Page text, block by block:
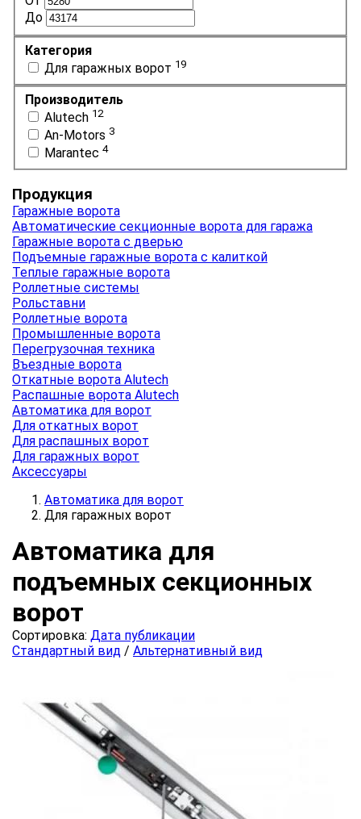
До
Категория
Для гаражных ворот 19
Производитель
Alutech 12
An-Motors 3
Marantec 4
Продукция
Гаражные ворота
Автоматические секционные ворота для гаража
Гаражные ворота с дверью
Подъемные гаражные ворота с калиткой
Теплые гаражные ворота
Роллетные системы
Рольставни
Роллетные ворота
Промышленные ворота
Перегрузочная техника
Въездные ворота
Откатные ворота Alutech
Распашные ворота Alutech
Автоматика для ворот
Для откатных ворот
Для распашных ворот
Для гаражных ворот
Аксессуары
Автоматика для ворот
Для гаражных ворот
Автоматика для
подъемных секционных
ворот
Сортировка: Дата публикации
Стандартный вид / Альтернативный вид